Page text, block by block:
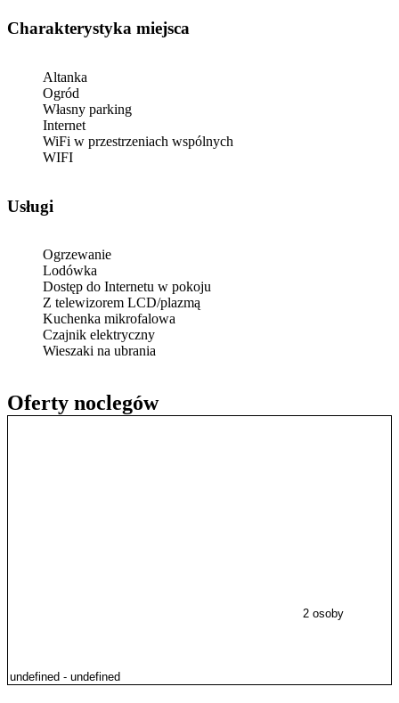
Oferty noclegów
2 osoby
Charakterystyka miejsca
Altanka
Ogród
Własny parking
Internet
WiFi w przestrzeniach wspólnych
WIFI
Usługi
Ogrzewanie
Lodówka
Dostęp do Internetu w pokoju
Z telewizorem LCD/plazmą
Kuchenka mikrofalowa
Czajnik elektryczny
Wieszaki na ubrania